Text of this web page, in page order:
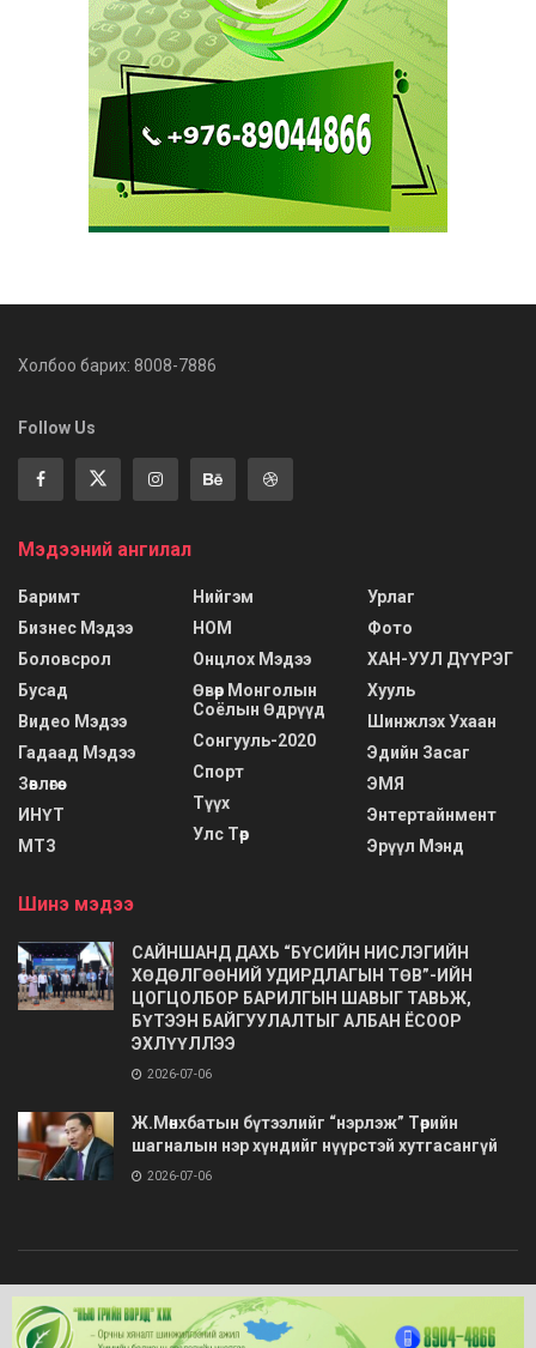
Холбоо барих: 8008-7886
Follow Us
Мэдээний ангилал
Баримт
Бизнес Мэдээ
Боловсрол
Бусад
Видео Мэдээ
Гадаад Мэдээ
Зөвлөгөө
ИНҮТ
МТЗ
Нийгэм
НОМ
Онцлох Мэдээ
Өвөр Монголын
Соёлын Өдрүүд
Сонгууль-2020
Спорт
Түүх
Улс Төр
Урлаг
Фото
ХАН-УУЛ ДҮҮРЭГ
Хууль
Шинжлэх Ухаан
Эдийн Засаг
ЭМЯ
Энтертайнмент
Эрүүл Мэнд
Шинэ мэдээ
САЙНШАНД ДАХЬ “БҮСИЙН НИСЛЭГИЙН
ХӨДӨЛГӨӨНИЙ УДИРДЛАГЫН ТӨВ”-ИЙН
ЦОГЦОЛБОР БАРИЛГЫН ШАВЫГ ТАВЬЖ,
БҮТЭЭН БАЙГУУЛАЛТЫГ АЛБАН ЁСООР
ЭХЛҮҮЛЛЭЭ
2026-07-06
Ж.Мөнхбатын бүтээлийг “нэрлэж” Төрийн
шагналын нэр хүндийг нүүрстэй хутгасангүй
2026-07-06
© 2020 Barimt.com- Зохиогчийн эрх хуулиар хамгаалагдсан. Загварыг
ONLINE MEDIA LLC.